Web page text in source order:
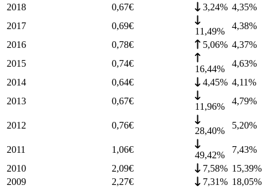
2018
0,67€ 3,24% 4,35%
2017
0,69€
11,49%
4,38%
2016
0,78€ 5,06% 4,37%
2015
0,74€
16,44%
4,63%
2014
0,64€ 4,45% 4,11%
2013
0,67€
11,96%
4,79%
2012 0,76€
28,40%
5,20%
2011 1,06€
49,42%
7,43%
2010
2,09€ 7,58% 15,39%
2009
2,27€ 7,31% 18,05%